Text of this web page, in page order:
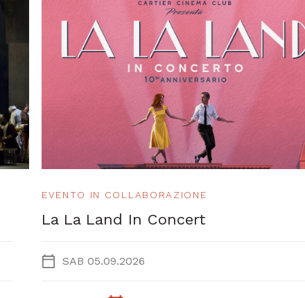
EVENTO IN COLLABORAZIONE
La La Land In Concert
SAB 05.09.2026